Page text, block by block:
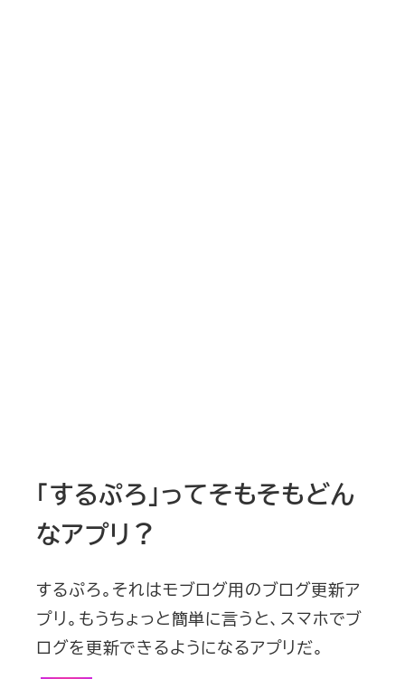
「するぷろ」ってそもそもどん
なアプリ？
するぷろ。それはモブログ用のブログ更新ア
プリ。もうちょっと簡単に言うと、スマホでブ
ログを更新できるようになるアプリだ。